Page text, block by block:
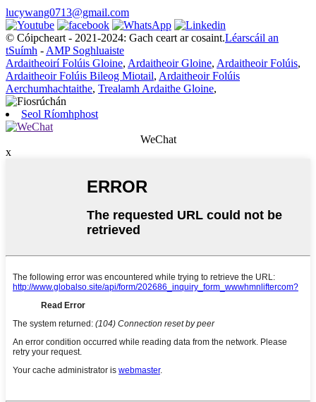
lucywang0713@gmail.com
© Cóipcheart - 2021-2024: Gach ceart ar cosaint.Léarscáil an
tSuímh -AMP Soghluaiste
Ardaitheoirí Folúis Gloine, Ardaitheoir Gloine, Ardaitheoir Folúis,
Ardaitheoir Folúis Bileog Miotail, Ardaitheoir Folúis
Aerchumhachtaithe, Trealamh Ardaithe Gloine,
Seol Ríomhphost
WeChat
x